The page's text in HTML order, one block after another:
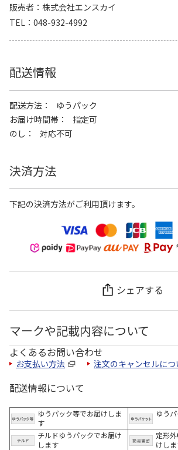
販売者
株式会社エンスカイ
TEL
048-932-4992
配送情報
配送方法
ゆうパック
お届け時間帯
指定可
のし
対応不可
決済方法
下記の決済方法がご利用頂けます。
シェアする
マークや記載内容について
よくあるお問い合わせ
お支払い方法 注文のキャンセルにつ
配送情報について
ゆうパック等でお届けしま
す
ゆう
チルドゆうパックでお届け
します
定形
けし